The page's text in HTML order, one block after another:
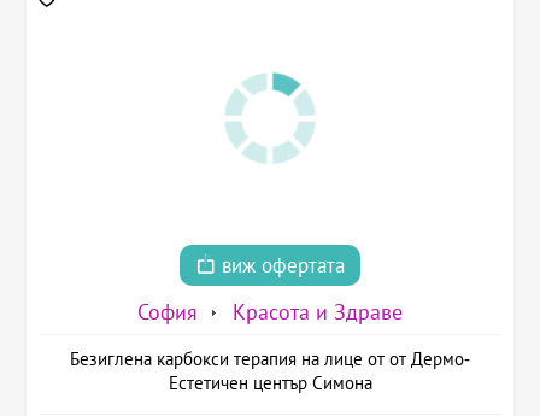
виж офертата
София Красота и Здраве
Безиглена карбокси терапия на лице от от Дермо-
Естетичен център Симона